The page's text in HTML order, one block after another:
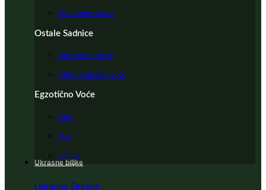
Besemene sorte
Ostale Sadnice
Autohtone sorte
Mini i Stubasto voće
Egzotično Voće
Kivi
Nar
Limun
Ukrasne biljke
Ukrasno Drveće